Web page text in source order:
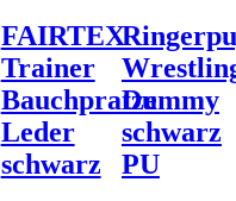
FAIRTEX
Trainer
Bauchpratze
Leder
schwarz
Dummy
schwarz
PU